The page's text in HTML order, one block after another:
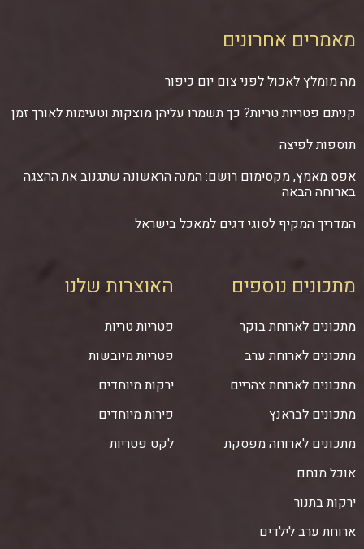
מאמרים אחרונים
מה מומלץ לאכול לפני צום יום כיפור
קניתם פטריות טריות? כך תשמרו עליהן מוצקות וטעימות לאורך זמן
תוספות לפיצה
אפס מאמץ, מקסימום רושם: המנה הראשונה שתגנוב את ההצגה
בארוחה הבאה
המדריך המקיף לסוגי דגים למאכל בישראל
מתכונים נוספים
מתכונים לארוחת בוקר
מתכונים לארוחת ערב
מתכונים לארוחת צהריים
מתכונים לבראנץ
מתכונים לארוחה מפסקת
אוכל מנחם
ירקות בתנור
ארוחת ערב לילדים
האוצרות שלנו
פטריות טריות
פטריות מיובשות
ירקות מיוחדים
פירות מיוחדים
לקט פטריות